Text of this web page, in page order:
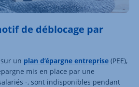
de déblocage par
un plan d’épargne entreprise (PEE),
mis en place par une
-, sont indisponibles pendant